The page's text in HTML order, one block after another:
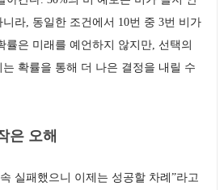
라, 동일한 조건에서 10번 중 3번 비가
률은 미래를 예언하지 않지만, 선택의
확률을 통해 더 나은 결정을 내릴 수
은 오해
실패했으니 이제는 성공할 차례”라고